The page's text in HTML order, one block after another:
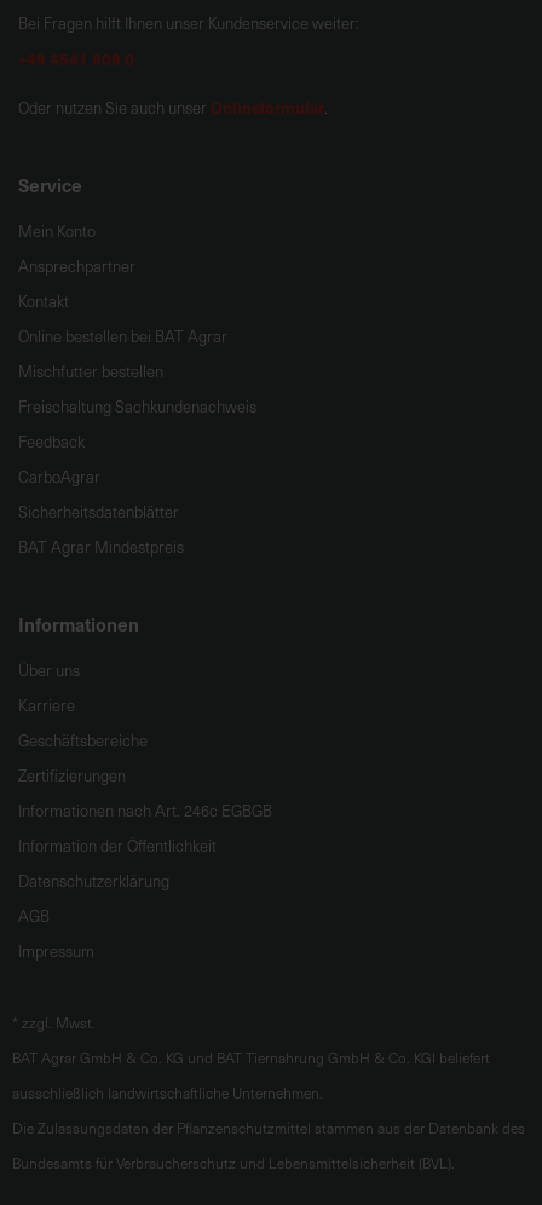
Bei Fragen hilft Ihnen unser Kundenservice weiter:
+49 4541 806 0
Oder nutzen Sie auch unser Onlineformular.
Service
Mein Konto
Ansprechpartner
Kontakt
Online bestellen bei BAT Agrar
Mischfutter bestellen
Freischaltung Sachkundenachweis
Feedback
CarboAgrar
Sicherheitsdatenblätter
BAT Agrar Mindestpreis
Informationen
Über uns
Karriere
Geschäftsbereiche
Zertifizierungen
Informationen nach Art. 246c EGBGB
Information der Öffentlichkeit
Datenschutzerklärung
AGB
Impressum
* zzgl. Mwst.
BAT Agrar GmbH & Co. KG und BAT Tiernahrung GmbH & Co. KGl beliefert
ausschließlich landwirtschaftliche Unternehmen.
Die Zulassungsdaten der Pflanzenschutzmittel stammen aus der Datenbank des
Bundesamts für Verbraucherschutz und Lebensmittelsicherheit (BVL).